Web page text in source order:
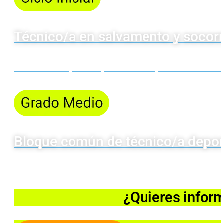
Técnico/a en salvamento y
Bloque común de técnico/a
¿Quieres